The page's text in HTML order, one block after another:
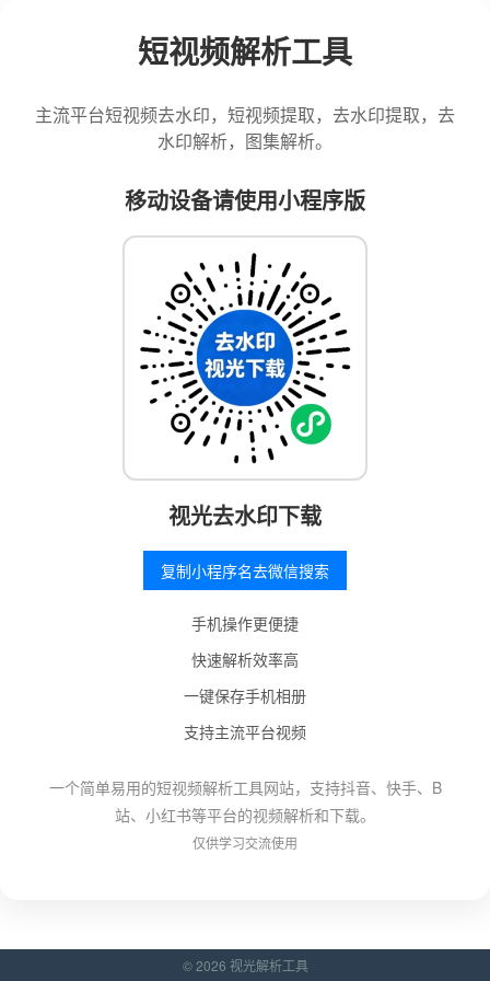
短视频解析工具
主流平台短视频去水印，短视频提取，去水印提取，去
水印解析，图集解析。
移动设备请使用小程序版
视光去水印下载
复制小程序名去微信搜索
手机操作更便捷
快速解析效率高
一键保存手机相册
支持主流平台视频
一个简单易用的短视频解析工具网站，支持抖音、快手、B
站、小红书等平台的视频解析和下载。
仅供学习交流使用
© 2026 视光解析工具